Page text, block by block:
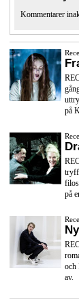
Kommentarer
på
på
och
av.